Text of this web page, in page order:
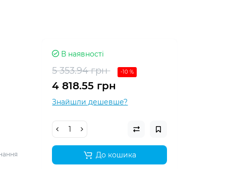
В наявності
5 353.94 грн -10 %
4 818.55 грн
Знайшли дешевше?
До кошика